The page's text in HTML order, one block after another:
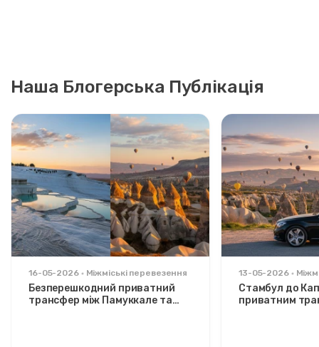
Наша Блогерська Публікація
16-05-2026 Міжміські перевезення
Безперешкодний приватний
трансфер між Памуккале та
13-05-2026
Стамбул до
приватним